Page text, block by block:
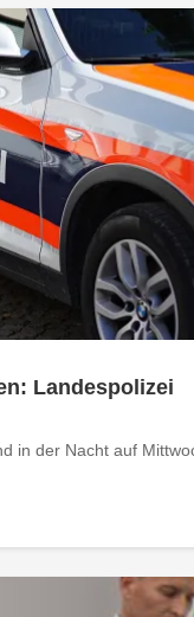
Landespolizei
in der Nacht auf